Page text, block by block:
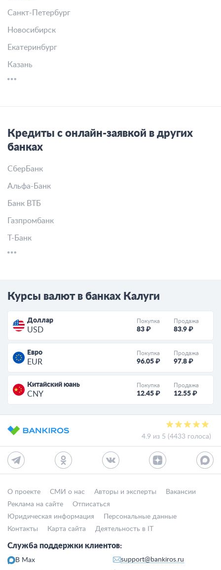
Санкт-Петербург
Новосибирск
Екатеринбург
Казань
Кредиты с онлайн-заявкой в других
банках
СберБанк
Альфа-Банк
Банк ВТБ
Газпромбанк
Т-Банк
Курсы валют в банках Калуги
Доллар
USD
Покупка
83 ₽
Продажа
83.9 ₽
Евро
EUR
Покупка
96.05 ₽
Продажа
97.8 ₽
Китайский юань
CNY
Покупка
12.45 ₽
Продажа
12.55 ₽
4.9 из 5 (4433 голоса)
О проекте СМИ о нас Авторы и эксперты
Вакансии
Реклама на сайте
Отписаться
Юридическая информация
Персональные данные
Контакты
Карта сайта Деятельность в IT
Служба поддержки клиентов:
В Max
support@bankiros.ru